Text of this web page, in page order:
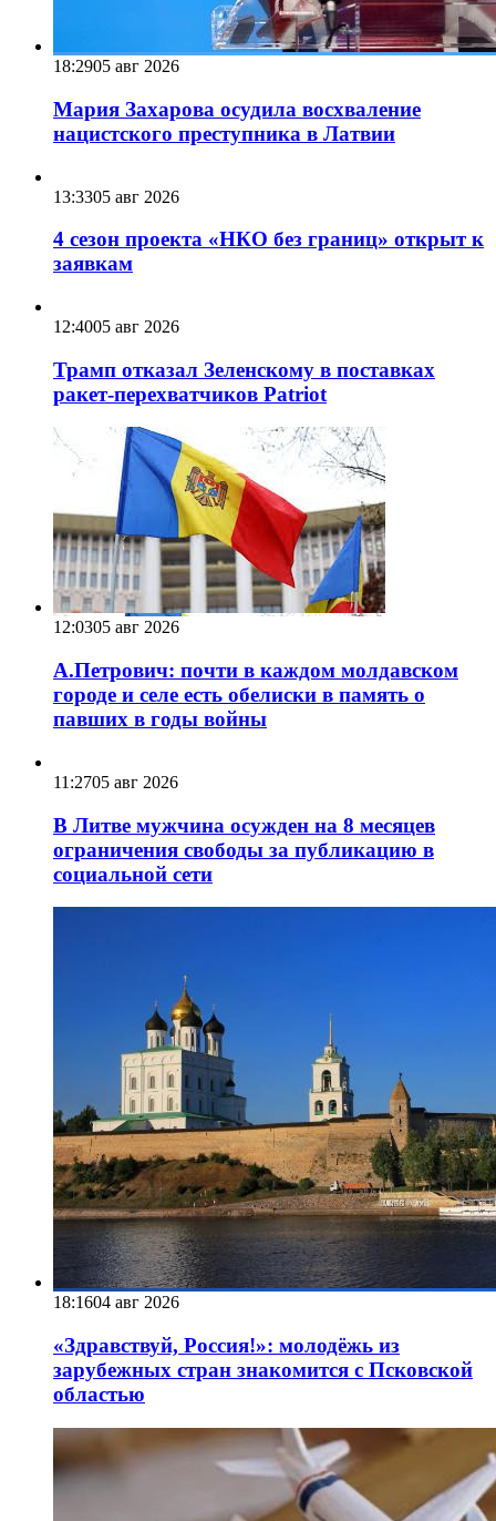
18:2905 авг 2026
Мария Захарова осудила восхваление
нацистского преступника в Латвии
13:3305 авг 2026
4 сезон проекта «НКО без границ» открыт к
заявкам
12:4005 авг 2026
Трамп отказал Зеленскому в поставках
ракет-перехватчиков Patriot
12:0305 авг 2026
А.Петрович: почти в каждом молдавском
городе и селе есть обелиски в память о
павших в годы войны
11:2705 авг 2026
В Литве мужчина осужден на 8 месяцев
ограничения свободы за публикацию в
социальной сети
18:1604 авг 2026
«Здравствуй, Россия!»: молодёжь из
зарубежных стран знакомится с Псковской
областью